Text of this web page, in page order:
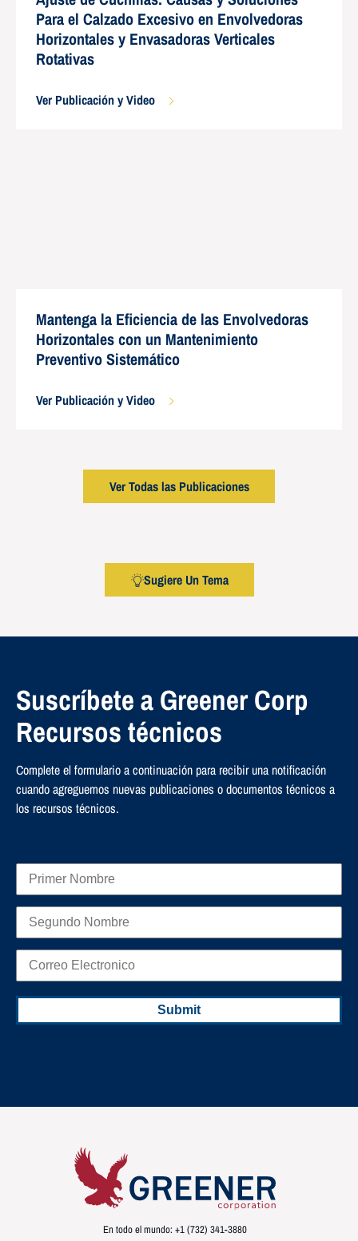
Para el Calzado Excesivo en Envolvedoras
Horizontales y Envasadoras Verticales
Rotativas
Ver Publicación y Video
Mantenga la Eficiencia de las Envolvedoras
Horizontales con un Mantenimiento
Preventivo Sistemático
Ver Publicación y Video
Ver Todas las Publicaciones
Sugiere Un Tema
Suscríbete a Greener Corp
Recursos técnicos
Complete el formulario a continuación para recibir una notificación
cuando agreguemos nuevas publicaciones o documentos técnicos a
los recursos técnicos.
En todo el mundo: +1 (732) 341-3880